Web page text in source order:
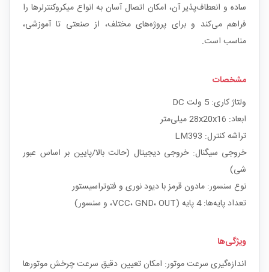
ساده و انعطاف‌پذیر آن، امکان اتصال آسان به انواع میکروکنترلرها را
فراهم می‌کند و برای پروژه‌های مختلف، از صنعتی تا آموزشی،
مناسب است.
مشخصات
ولتاژ کاری: 5 ولت DC
ابعاد: 28x20x16 میلی‌متر
تراشه کنترل: LM393
خروجی سیگنال: خروجی دیجیتال (حالت بالا/پایین بر اساس عبور
شی)
نوع سنسور: مادون قرمز با دیود نوری و فتوتراسیستور
تعداد پایه‌ها: 4 پایه (VCC، GND، OUT، و سنسور)
ویژگی‌ها
اندازه‌گیری سرعت موتور: امکان تعیین دقیق سرعت چرخش موتورها